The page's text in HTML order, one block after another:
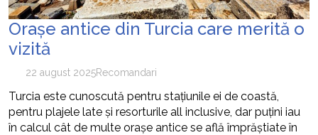
Orașe antice din Turcia care merită o
vizită
22 august 2025Recomandari
Turcia este cunoscută pentru stațiunile ei de coastă,
pentru plajele late și resorturile all inclusive, dar puțini iau
în calcul cât de multe orașe antice se află împrăștiate în